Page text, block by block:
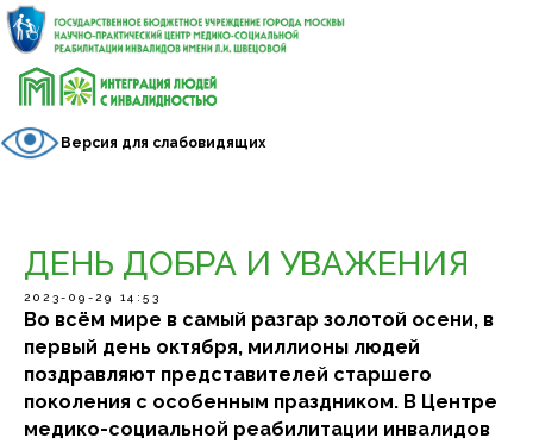
Версия для слабовидящих
ДЕНЬ ДОБРА И УВАЖЕНИЯ
2023-09-29 14:53
Во всём мире в самый разгар золотой осени, в
первый день октября, миллионы людей
поздравляют представителей старшего
поколения с особенным праздником. В Центре
медико-социальной реабилитации инвалидов